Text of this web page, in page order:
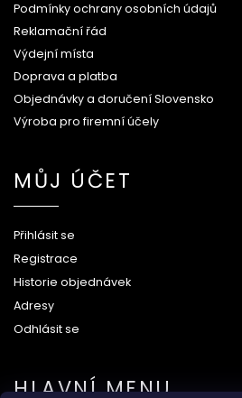
Podmínky ochrany osobních údajů
Reklamační řád
Výdejní místa
Doprava a platba
Objednávky a doručení Slovensko
Výroba pro firemní účely
MŮJ ÚČET
Přihlásit se
Registrace
Historie objednávek
Adresy
Odhlásit se
HLAVNÍ MENU